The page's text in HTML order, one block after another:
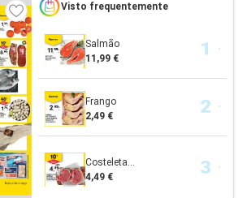
Visto frequentemente
Salmão
11,99 €
Frango
2,49 €
Costeleta...
4,49 €